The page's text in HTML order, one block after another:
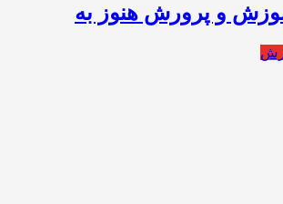
و پرورش هنوز به